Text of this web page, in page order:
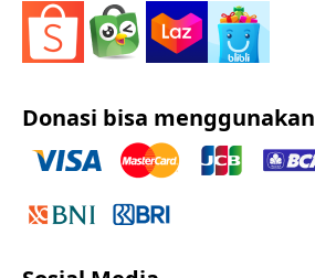
Donasi bisa menggunakan